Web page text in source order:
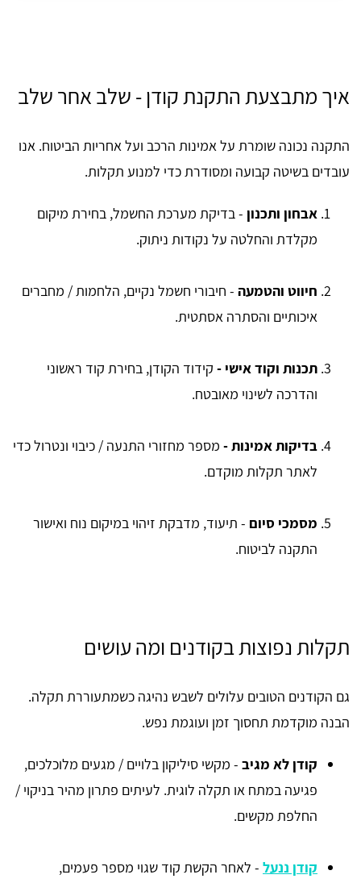
איך מתבצעת התקנת קודן - שלב אחר שלב
התקנה נכונה שומרת על אמינות הרכב ועל אחריות הביטוח. אנו
עובדים בשיטה קבועה ומסודרת כדי למנוע תקלות.
אבחון ותכנון - בדיקת מערכת החשמל, בחירת מיקום
מקלדת והחלטה על נקודות ניתוק.
חיווט והטמעה - חיבורי חשמל נקיים, הלחמות / מחברים
איכותיים והסתרה אסתטית.
תכנות וקוד אישי - קידוד הקודן, בחירת קוד ראשוני
והדרכה לשינוי מאובטח.
בדיקות אמינות - מספר מחזורי התנעה / כיבוי ונטרול כדי
לאתר תקלות מוקדם.
מסמכי סיום - תיעוד, מדבקת זיהוי במיקום נוח ואישור
התקנה לביטוח.
תקלות נפוצות בקודנים ומה עושים
גם הקודנים הטובים עלולים לשבש נהיגה כשמתעוררת תקלה.
הבנה מוקדמת תחסוך זמן ועוגמת נפש.
קודן לא מגיב - מקשי סיליקון בלויים / מגעים מלוכלכים,
פגיעה במתח או תקלה לוגית. לעיתים פתרון מהיר בניקוי /
החלפת מקשים.
קודן ננעל - לאחר הקשת קוד שגוי מספר פעמים,